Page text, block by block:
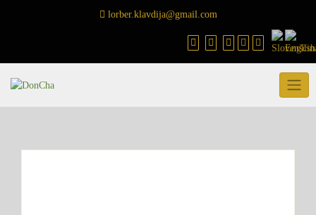
lorber.klavdija@gmail.com